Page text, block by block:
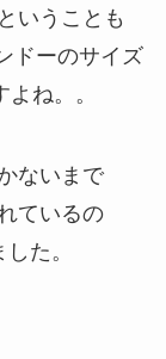
いうことも
ドーのサイズ
ね。。
ないまで
ているの
た。